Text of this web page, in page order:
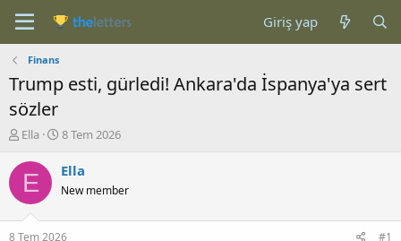
Giriş yap
Finans
Trump esti, gürledi! Ankara'da İspanya'ya sert
sözler
K
n
b
u
u
Ella
B
ş
a
g
8 Tem 2026
E Ella
New member
8 Tem 2026 #1